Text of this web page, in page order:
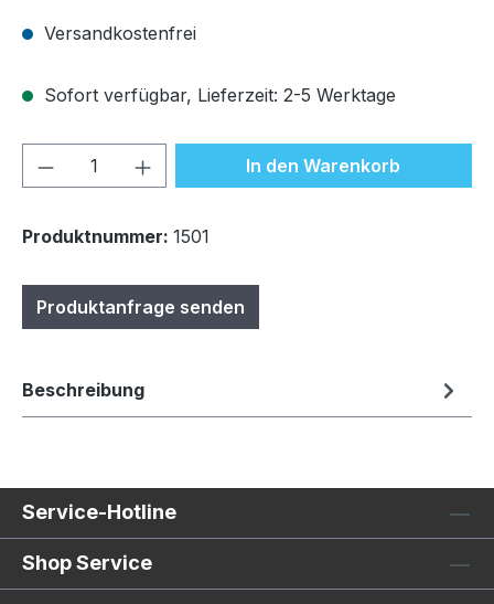
Versandkostenfrei
Sofort verfügbar, Lieferzeit: 2-5 Werktage
Produkt Anzahl: Gib denIn den Warenkorb
Produktnummer: 1501
Produktanfrage senden
Beschreibung
Service-Hotline
Shop Service